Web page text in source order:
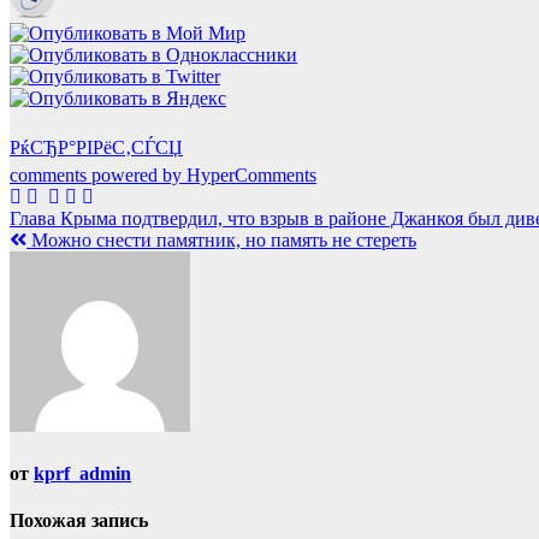
РќСЂР°РІРёС‚СЃСЏ
comments powered by HyperComments
Навигация
по
Глава Крыма подтвердил, что взрыв в районе Джанкоя был
Можно снести памятник, но память не стереть
от kprf_admin
Похожая запись